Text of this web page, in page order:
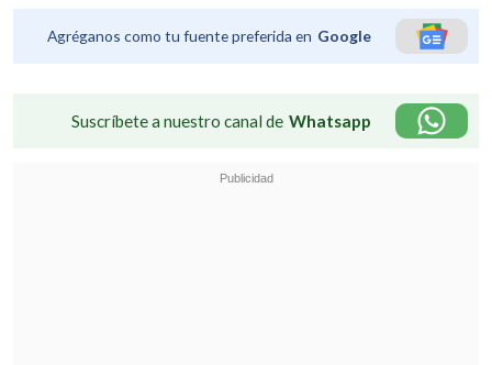
Agréganos como tu fuente preferida en Google
Suscríbete a nuestro canal de Whatsapp